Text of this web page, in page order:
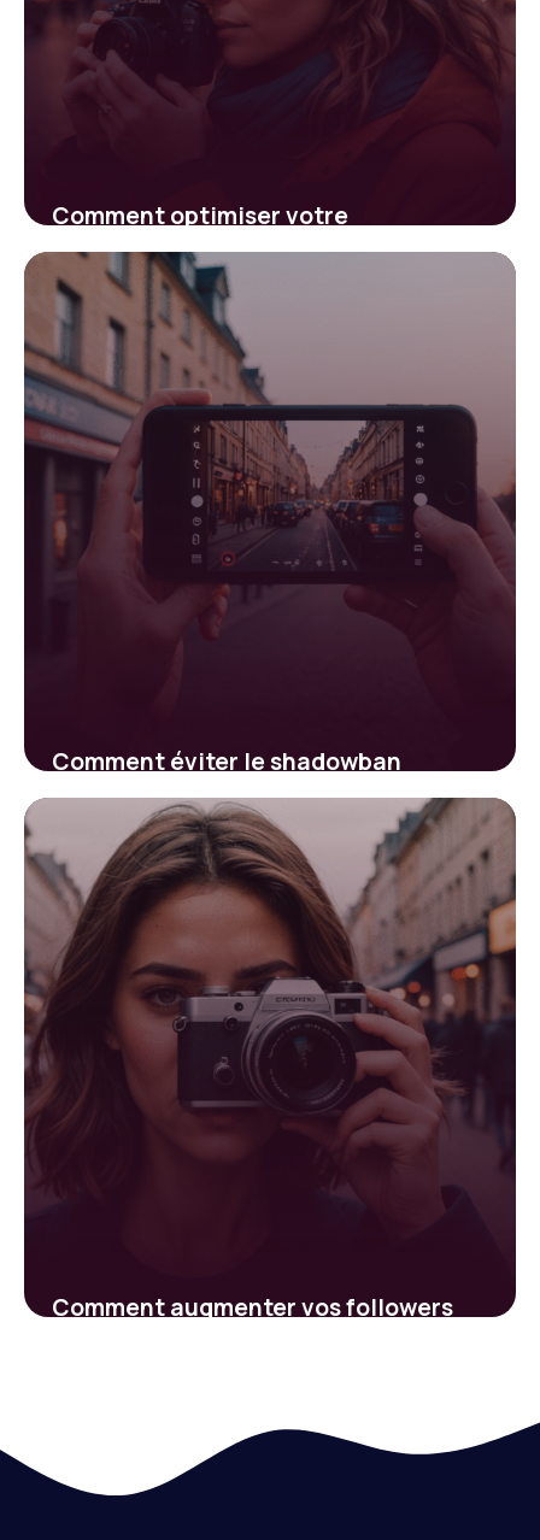
Comment optimiser votre
engagement sur Instagram :
stratégies efficaces
22 janvier 2026
Comment éviter le shadowban
Instagram : stratégies efficaces pour
préserver votre visibilité
19 janvier 2026
Comment augmenter vos followers